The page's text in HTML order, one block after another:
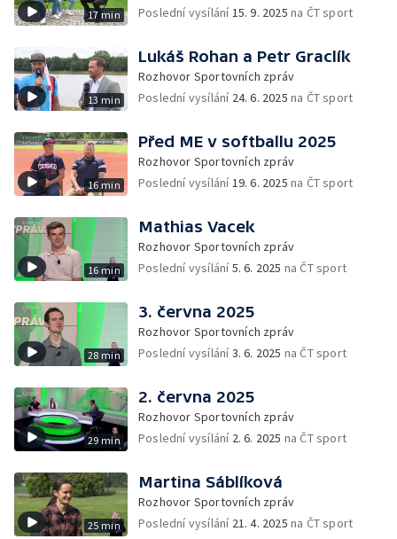
17 min
Poslední vysílání15. 9. 2025 na ČT sport
13 min
Lukáš Rohan a Petr Graclík
Rozhovor Sportovních zpráv
Poslední vysílání 24. 6. 2025 na ČT sport
16 min
Před ME v softballu 2025
Rozhovor Sportovních zpráv
Poslední vysílání19. 6. 2025 na ČT sport
16 min
Mathias Vacek
Rozhovor Sportovních zpráv
Poslední vysílání5. 6. 2025 na ČT sport
28 min
3. června 2025
Rozhovor Sportovních zpráv
Poslední vysílání3. 6. 2025 na ČT sport
29 min
2. června 2025
Rozhovor Sportovních zpráv
Poslední vysílání 2. 6. 2025 na ČT sport
25 min
Martina Sáblíková
Rozhovor Sportovních zpráv
Poslední vysílání 21. 4. 2025 na ČT sport